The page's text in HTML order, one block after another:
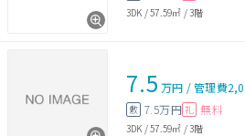
3DK /57.59㎡ /3階
7.5 万円 /管理費
敷 7.5万円 礼 無料
3DK /57.59㎡ /3階